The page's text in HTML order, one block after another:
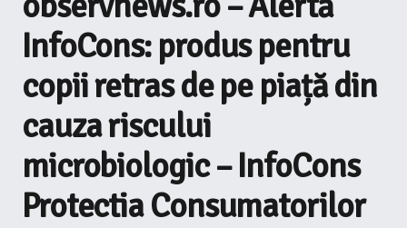
InfoCons: produs pentru
copii retras de pe piață din
cauza riscului
microbiologic – InfoCons
Protectia Consumatorilor